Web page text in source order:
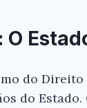
do Direito
do